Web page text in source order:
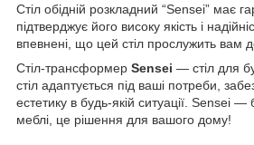
Стіл обідній розкладний “Sensei” має
підтверджує його високу якість і
впевнені, що цей стіл прослужить вам
Стіл-трансформер Sensei — стіл для
стіл адаптується під ваші потреби,
естетику в будь-якій ситуації. Sensei —
меблі, це рішення для вашого дому!